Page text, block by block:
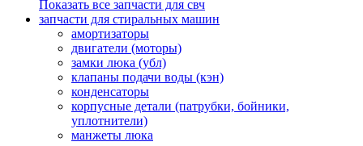
Показать все запчасти для свч
запчасти для стиральных машин
амортизаторы
двигатели (моторы)
замки люка (убл)
клапаны подачи воды (кэн)
конденсаторы
корпусные детали (патрубки, бойники,
уплотнители)
манжеты люка